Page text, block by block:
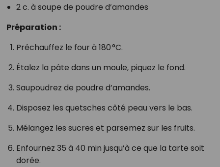
2 c. à soupe de poudre d’amandes
Préparation :
Préchauffez le four à 180 °C.
Étalez la pâte dans un moule, piquez le fond.
Saupoudrez de poudre d’amandes.
Disposez les quetsches côté peau vers le bas.
Mélangez les sucres et parsemez sur les fruits.
Enfournez 35 à 40 min jusqu’à ce que la tarte soit
dorée.